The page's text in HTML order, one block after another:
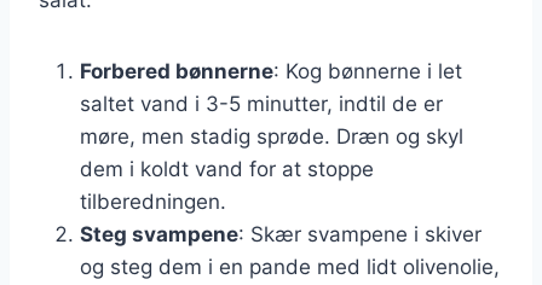
Forbered bønnerne: Kog bønnerne i let
saltet vand i 3-5 minutter, indtil de er
møre, men stadig sprøde. Dræn og skyl
dem i koldt vand for at stoppe
tilberedningen.
Steg svampene: Skær svampene i skiver
og steg dem i en pande med lidt olivenolie,